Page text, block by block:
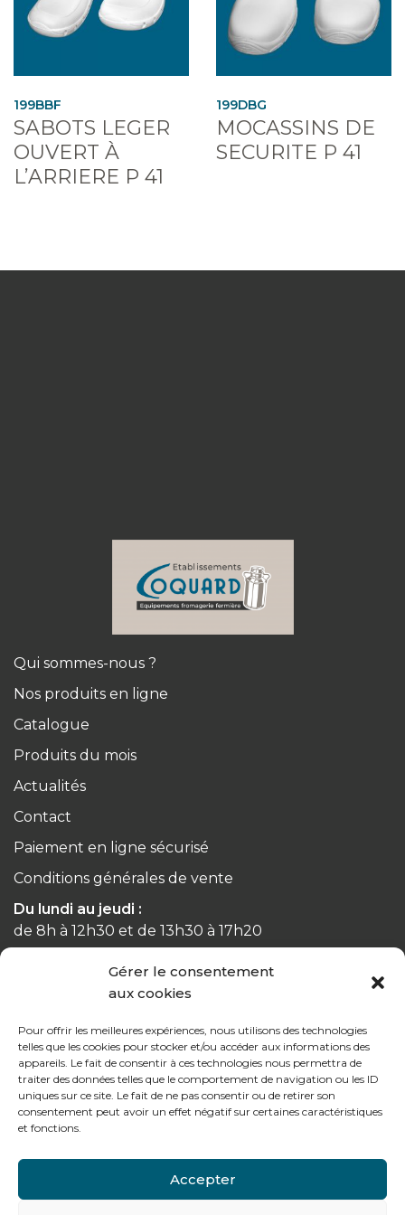
Gérer le consentement
aux cookies
Pour offrir les meilleures expériences, nous utilisons des technologies
telles que les cookies pour stocker et/ou accéder aux informations des
appareils. Le fait de consentir à ces technologies nous permettra de
traiter des données telles que le comportement de navigation ou les ID
uniques sur ce site. Le fait de ne pas consentir ou de retirer son
consentement peut avoir un effet négatif sur certaines caractéristiques
et fonctions.
Accepter
199BBF
SABOTS LEGER
OUVERT À
L’ARRIERE P 41
199DBG
MOCASSINS DE
SECURITE P 41
Qui sommes-nous ?
Nos produits en ligne
Catalogue
Produits du mois
Actualités
Contact
Paiement en ligne sécurisé
Conditions générales de vente
Du lundi au jeudi :
de 8h à 12h30 et de 13h30 à 17h20
Le vendredi :
de 8h à 12h30 et de 13h30 à 16h
Notre gamme pour les particuliers
Contactez-nous
Tél : + 33 (0)4 74 62 81 44